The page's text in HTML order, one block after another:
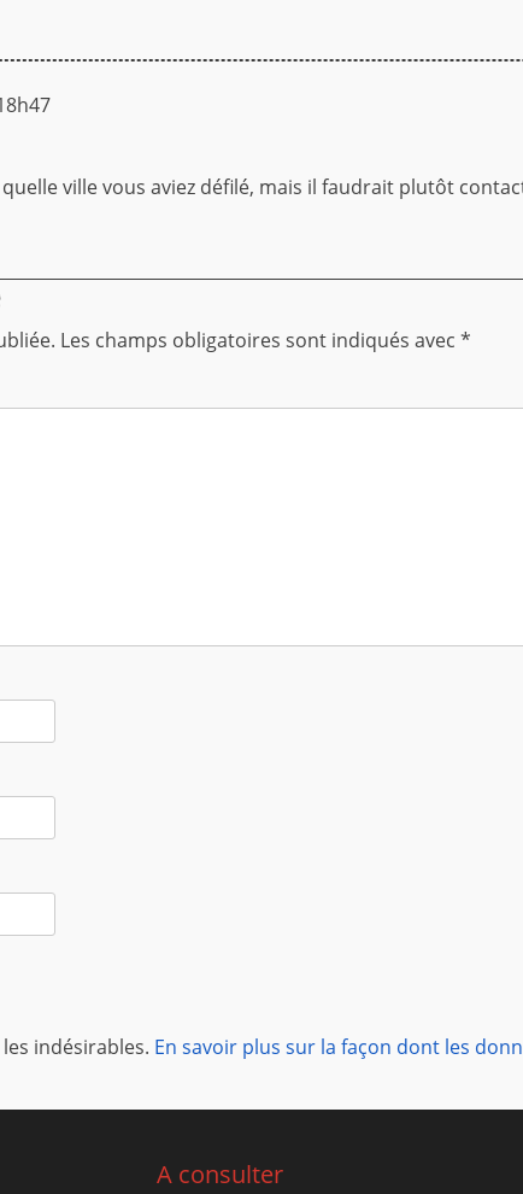
ville vous aviez défilé, mais il faudrait plutôt
Les champs obligatoires sont indiqués avec *
indésirables. En savoir plus sur la façon dont les
A consulter